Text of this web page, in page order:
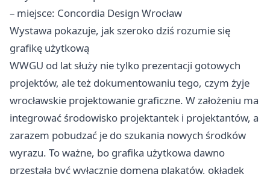
– miejsce: Concordia Design Wrocław
Wystawa pokazuje, jak szeroko dziś rozumie się
grafikę użytkową
WWGU od lat służy nie tylko prezentacji gotowych
projektów, ale też dokumentowaniu tego, czym żyje
wrocławskie projektowanie graficzne. W założeniu ma
integrować środowisko projektantek i projektantów, a
zarazem pobudzać je do szukania nowych środków
wyrazu. To ważne, bo grafika użytkowa dawno
przestała być wyłącznie domeną plakatów, okładek